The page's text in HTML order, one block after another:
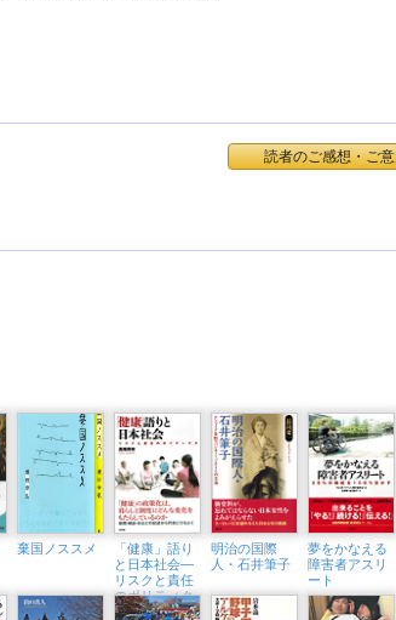
読者のご感想・ご
棄国ノススメ
「健康」語り
と日本社会―
リスクと責任
のポリティク
ス
明治の国際
人・石井筆子
夢をかなえる
障害者アスリ
ート